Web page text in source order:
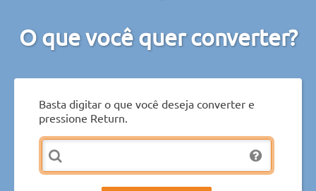
O que você quer converter?
Basta digitar o que você deseja converter e
pressione Return.